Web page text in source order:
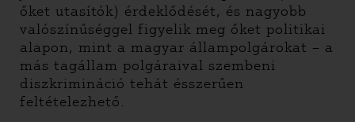
őket utasítók) érdeklődését, és nagyobb
valószínűséggel figyelik meg őket politikai
alapon, mint a magyar állampolgárokat – a
más tagállam polgáraival szembeni
diszkrimináció tehát ésszerűen
feltételezhető.